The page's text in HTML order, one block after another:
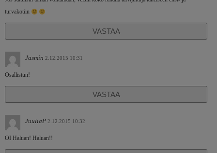
turvakotiin
VASTAA
Jasmin 2.12.2015 10:31
Osallistun!
VASTAA
JuuliaP 2.12.2015 10:32
OI Haluan! Haluan!!